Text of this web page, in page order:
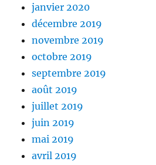
janvier 2020
décembre 2019
novembre 2019
octobre 2019
septembre 2019
août 2019
juillet 2019
juin 2019
mai 2019
avril 2019